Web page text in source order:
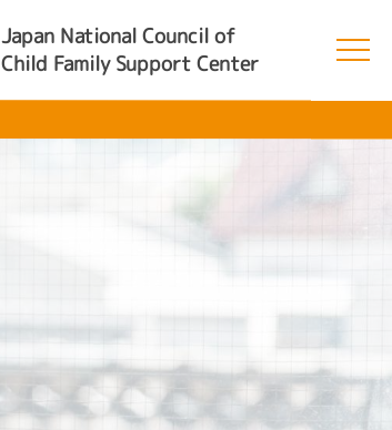
Japan National Council of
Child Family Support Center